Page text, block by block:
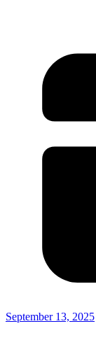
September 13, 2025